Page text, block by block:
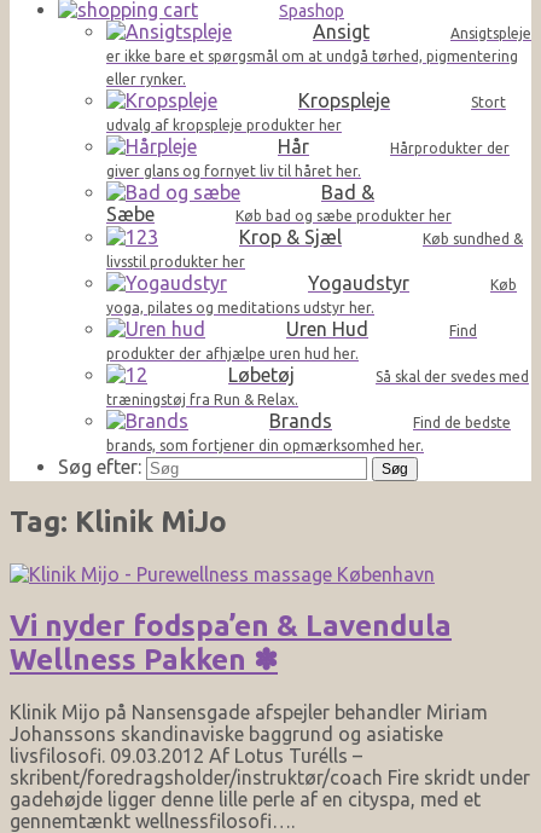
Spashop
Ansigt
Ansigtspleje
er ikke bare et spørgsmål om at undgå tørhed, pigmentering
eller rynker.
Kropspleje
Stort
udvalg af kropspleje produkter her
Hår
Hårprodukter der
giver glans og fornyet liv til håret her.
Bad &
Sæbe
Køb bad og sæbe produkter her
Krop & Sjæl
Køb sundhed &
livsstil produkter her
Yogaudstyr
Køb
yoga, pilates og meditations udstyr her.
Uren Hud
Find
produkter der afhjælpe uren hud her.
Løbetøj
Så skal der svedes med
træningstøj fra Run & Relax.
Brands
Find de bedste
brands, som fortjener din opmærksomhed her.
Søg efter:
Tag: Klinik MiJo
Vi nyder fodspa’en & Lavendula
Wellness Pakken ✽
Klinik Mijo på Nansensgade afspejler behandler Miriam
Johanssons skandinaviske baggrund og asiatiske
livsfilosofi. 09.03.2012 Af Lotus Turélls –
skribent/foredragsholder/instruktør/coach Fire skridt under
gadehøjde ligger denne lille perle af en cityspa, med et
gennemtænkt wellnessfilosofi….